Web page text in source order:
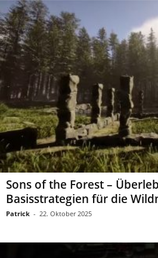
Sons of the Forest –
Basisstrategien für die
Patrick - 22. Oktober 2025